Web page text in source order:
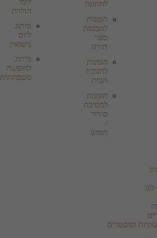
לחתונה
הזמנות
להכנסת
ספר
תורה
הזמנות
לחנוכת
הבית
הזמנות
למסיבת
סידור
/
חומש
לימי
הולדת
מיתוג
ליום
נישואין
מיתוג
לחופשה
משפחתית
ופוסטרים